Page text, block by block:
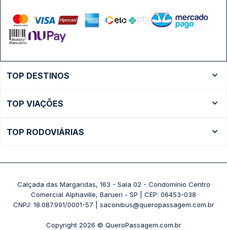
TOP DESTINOS
Ônibus São Paulo
TOP VIAÇÕES
Passagens Pássaro Marron
+ Viações
TOP RODOVIÁRIAS
Rodoviária Belo Horizonte - Gov. Israel Pinheiro (Tergip)
Rodoviária Curitiba
Calçada das Margaridas, 163 - Sala 02 - Condomínio Centro
Comercial Alphaville, Barueri - SP | CEP: 06453-038
CNPJ: 18.087.991/0001-57 | saconibus@queropassagem.com.br
Copyright 2026 © QueroPassagem.com.br